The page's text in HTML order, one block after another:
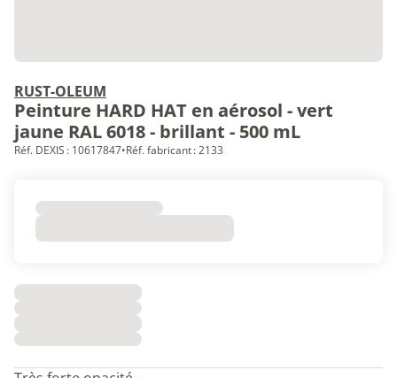
RUST-OLEUM
Peinture HARD HAT en aérosol - vert
jaune RAL 6018 - brillant - 500 mL
Réf. DEXIS : 10617847•Réf. fabricant : 2133